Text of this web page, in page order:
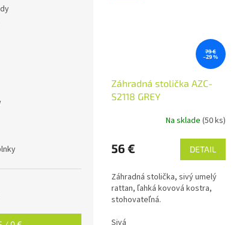
79 €
–29 %
Záhradná stolička AZC-
S2118 GREY
Na sklade (50 ks)
56 € DETAIL
Záhradná stolička, sivý umelý
rattan, ľahká kovová kostra,
stohovateľná.
Sivá